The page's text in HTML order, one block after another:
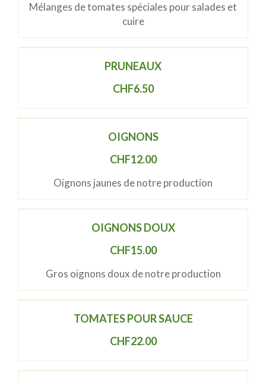
Mélanges de tomates spéciales pour salades et
cuire
PRUNEAUX
CHF6.50
OIGNONS
CHF12.00
Oignons jaunes de notre production
OIGNONS DOUX
CHF15.00
Gros oignons doux de notre production
TOMATES POUR SAUCE
CHF22.00